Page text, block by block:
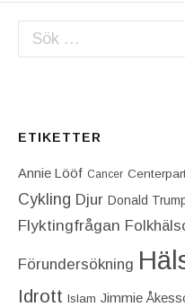
Sök efter:
ETIKETTER
Annie Lööf Cancer
Cykling Djur Donald
Flyktingfrågan
Förundersökning
Idrott Islam Jimmie